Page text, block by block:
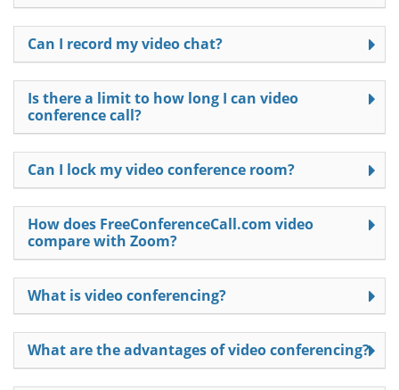
Can I record my video chat?
Is there a limit to how long I can video
conference call?
Can I lock my video conference room?
How does FreeConferenceCall.com video
compare with Zoom?
What is video conferencing?
What are the advantages of video conferencing?